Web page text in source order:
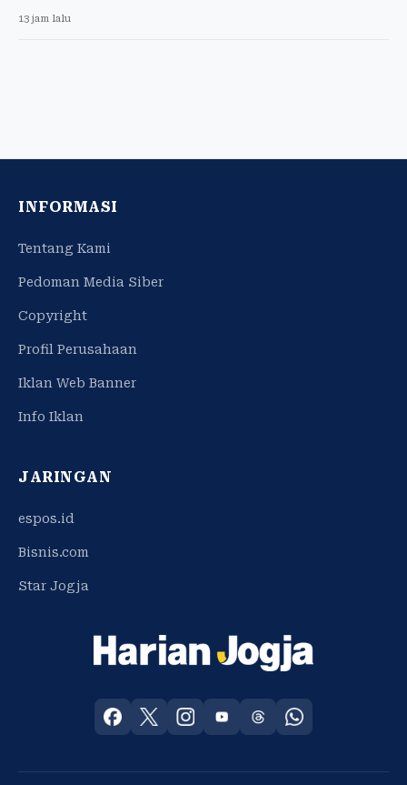
13 jam lalu
INFORMASI
Tentang Kami
Pedoman Media Siber
Copyright
Profil Perusahaan
Iklan Web Banner
Info Iklan
JARINGAN
espos.id
Bisnis.com
Star Jogja